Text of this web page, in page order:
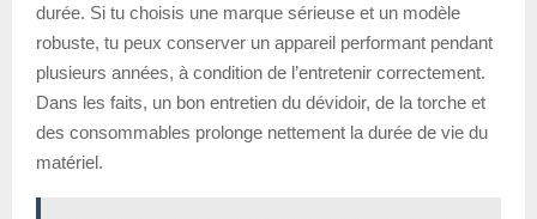
durée. Si tu choisis une marque sérieuse et un modèle
robuste, tu peux conserver un appareil performant pendant
plusieurs années, à condition de l’entretenir correctement.
Dans les faits, un bon entretien du dévidoir, de la torche et
des consommables prolonge nettement la durée de vie du
matériel.